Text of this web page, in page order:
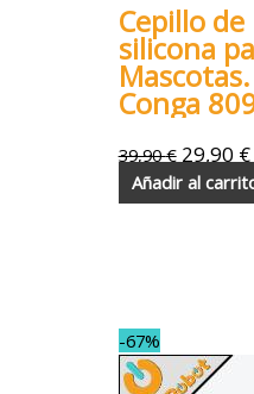
Cepillo de
silicona
Mascotas.
Conga
9090
39,90€ 29,90 €
Añadir al
-67%